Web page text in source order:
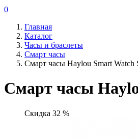
0
Главная
Каталог
Часы и браслеты
Смарт часы
Смарт часы Haylou Smart Watch
Смарт часы
Скидка 32 %